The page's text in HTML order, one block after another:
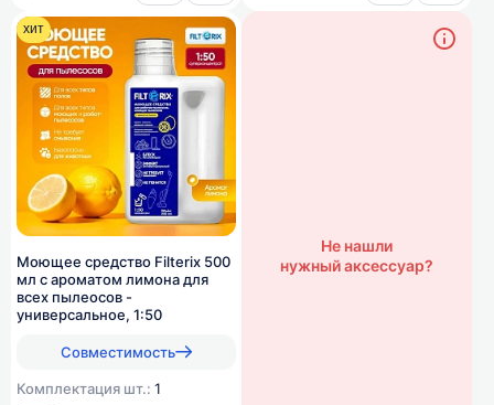
Моющее средство Filterix 500
мл с ароматом лимона для
всех пылеосов -
универсальное, 1:50
Совместимость
Комплектация шт.: 1
хит
Не нашли
нужный аксессуар?